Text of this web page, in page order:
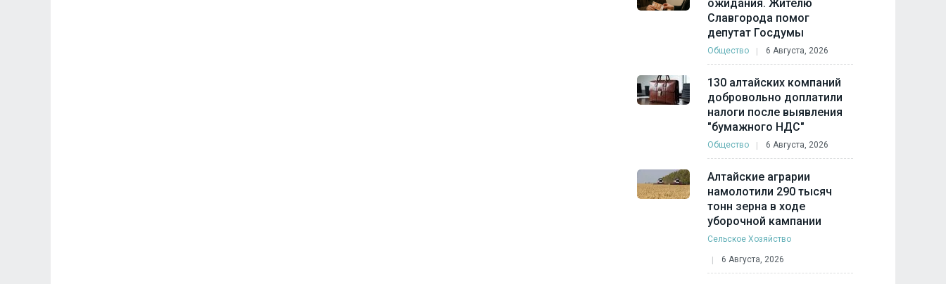
ожидания. Жителю
Славгорода помог
депутат Госдумы
Общество 6 Августа, 2026
130 алтайских компаний
добровольно доплатили
налоги после выявления
"бумажного НДС"
Общество 6 Августа, 2026
Алтайские аграрии
намолотили 290 тысяч
тонн зерна в ходе
уборочной кампании
Сельское Хозяйство
6 Августа, 2026